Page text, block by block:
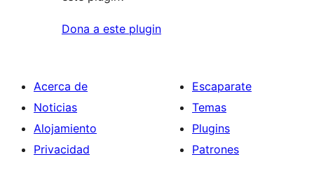
Dona a este plugin
Acerca de
Noticias
Alojamiento
Privacidad
Escaparate
Temas
Plugins
Patrones